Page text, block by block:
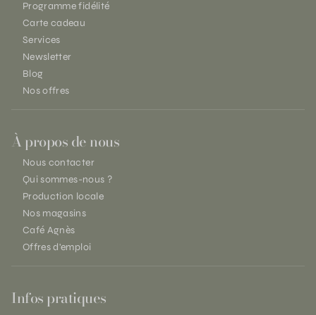
Programme fidélité
Carte cadeau
Services
Newsletter
Blog
Nos offres
À propos de nous
Nous contacter
Qui sommes-nous ?
Production locale
Nos magasins
Café Agnès
Offres d'emploi
Infos pratiques